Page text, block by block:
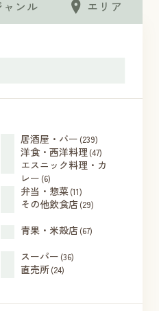
ャンル エリア
居酒屋・バー (239)
洋食・西洋料理 (47)
エスニック料理・カ
レー (6)
弁当・惣菜(11)
その他飲食店(29)
青果・米殻店(67)
スーパー (36)
直売所(24)